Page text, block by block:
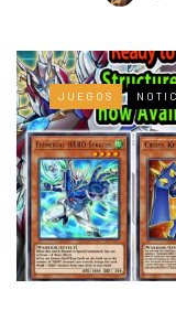
JUEGOS